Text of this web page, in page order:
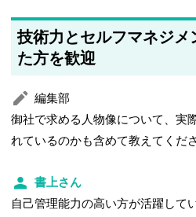
技術力とセルフマネジメ
た方を歓迎
編集部
御社で求める人物像について、実
れているのかも含めて教えてくださ
書上さん
自己管理能力の高い方が活躍して